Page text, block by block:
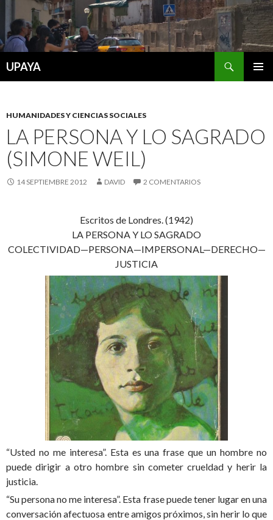
UPAYA
HUMANIDADES Y CIENCIAS SOCIALES
LA PERSONA Y LO SAGRADO
(SIMONE WEIL)
14 SEPTIEMBRE 2012 DAVID 2 COMENTARIOS
Escritos de Londres. (1942)
LA PERSONA Y LO SAGRADO
COLECTIVIDAD—PERSONA—IMPERSONAL—DERECHO—
JUSTICIA
“Usted no me interesa”. Esta es una frase que un hombre no
puede dirigir a otro hombre sin cometer crueldad y herir la
justicia.
“Su persona no me interesa”. Esta frase puede tener lugar en una
conversación afectuosa entre amigos próximos, sin herir lo que